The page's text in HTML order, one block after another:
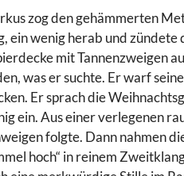
zog den gehämmerten
ein wenig herab und
mit Tannenzweigen
was er suchte. Er warf
Er sprach die
ein. Aus einer verlegenen
folgte. Dann nahmen
hoch“ in reinem